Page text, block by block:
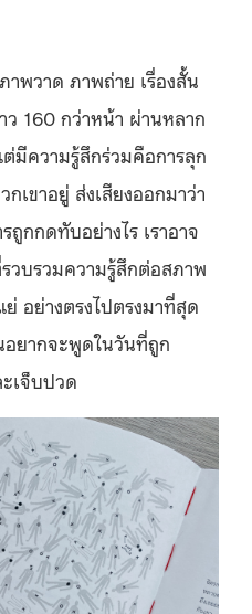
พวาด ภาพถ่าย เรื่องสั้น
160 กว่าหน้า ผ่านหลาก
ต่มีความรู้สึกร่วมคือการลุก
เขาอยู่ ส่งเสียงออกมาว่า
กกดทับอย่างไร เราอาจ
บรวมความรู้สึกต่อสภาพ
ย่ อย่างตรงไปตรงมาที่สุด
อยากจะพูดในวันที่ถูก
เจ็บปวด